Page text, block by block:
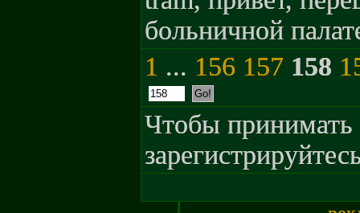
больничной
1 ... 156 157 158
Чтобы принимать